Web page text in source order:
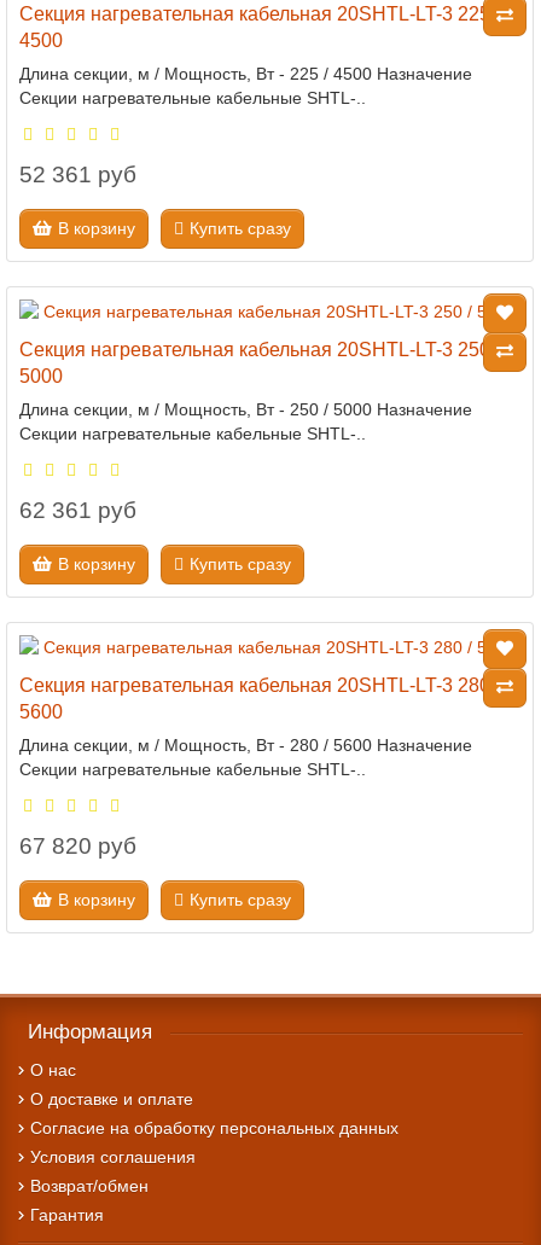
Секция нагревательная кабельная 20SHTL-LT-3 225 /
4500
Длина секции, м / Мощность, Вт - 225 / 4500 Назначение
Секции нагревательные кабельные SHTL-..
52 361 руб
В корзину Купить сразу
Секция нагревательная кабельная 20SHTL-LT-3 250 /
5000
Длина секции, м / Мощность, Вт - 250 / 5000 Назначение
Секции нагревательные кабельные SHTL-..
62 361 руб
В корзину Купить сразу
Секция нагревательная кабельная 20SHTL-LT-3 280 /
5600
Длина секции, м / Мощность, Вт - 280 / 5600 Назначение
Секции нагревательные кабельные SHTL-..
67 820 руб
В корзину Купить сразу
Информация
О нас
О доставке и оплате
Cогласие на обработку персональных данных
Условия соглашения
Возврат/обмен
Гарантия